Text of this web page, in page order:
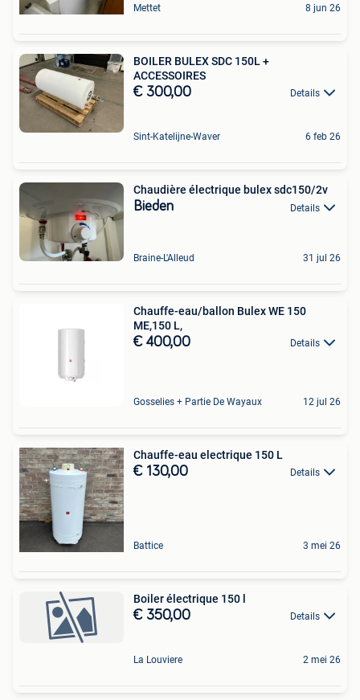
Mettet 8 jun 26
BOILER BULEX SDC 150L +
ACCESSOIRES
€ 300,00 Details
Sint-Katelijne-Waver 6 feb 26
Chaudière électrique bulex sdc150/2v
Bieden Details
Braine-L'Alleud 31 jul 26
Chauffe-eau/ballon Bulex WE 150
ME,150 L,
€ 400,00 Details
Gosselies + Partie De Wayaux 12 jul 26
Chauffe-eau electrique 150 L
€ 130,00 Details
Battice 3 mei 26
€ 350,00 Details
La Louviere 2 mei 26